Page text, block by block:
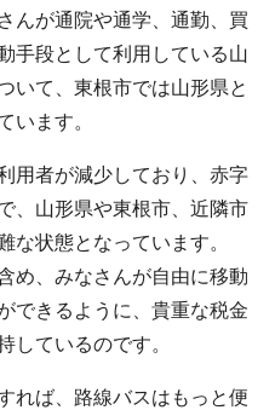
んが通院や通学、通勤、買
手段として利用している山
いて、東根市では山形県と
います。
用者が減少しており、赤字
、山形県や東根市、近隣市
な状態となっています。
め、みなさんが自由に移動
できるように、貴重な税金
しているのです。
れば、路線バスはもっと便